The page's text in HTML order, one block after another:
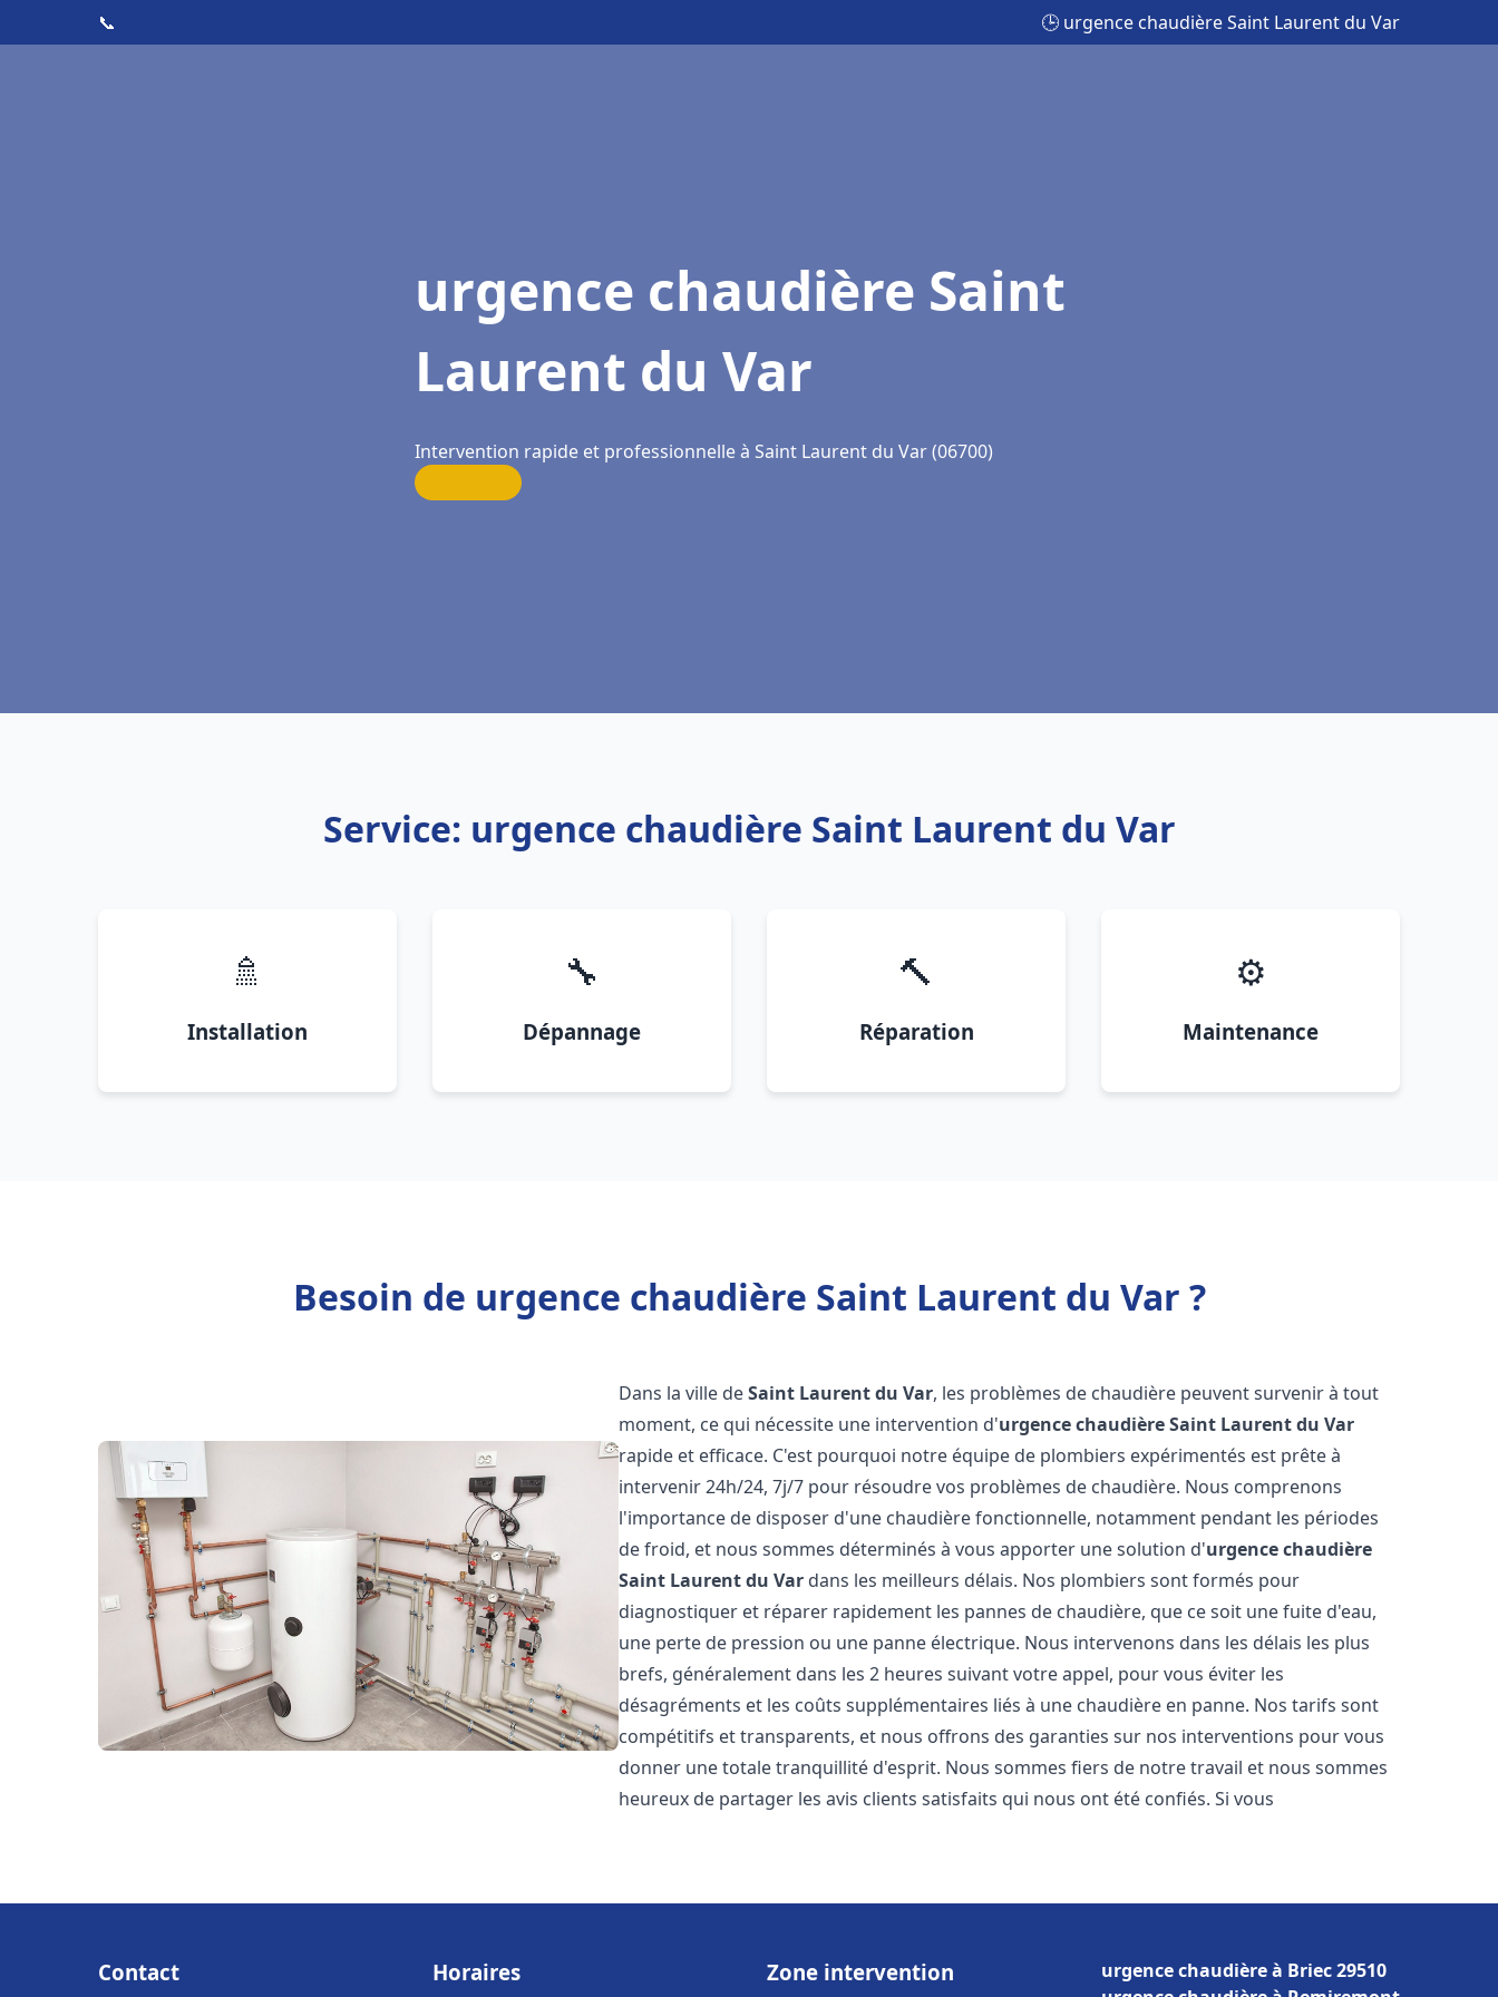
📞 🕒 urgence chaudière Saint Laurent du Var
urgence chaudière Saint
Laurent du Var
Intervention rapide et professionnelle à Saint Laurent du Var (06700)
Service: urgence chaudière Saint Laurent du Var
🚿
Installation
🔧
Dépannage
🔨
Réparation
⚙️
Maintenance
Besoin de urgence chaudière Saint Laurent du Var ?
Dans la ville deSaint Laurent du Var, les problèmes de chaudière peuvent survenir à tout
moment, ce qui nécessite une intervention d'urgence chaudièreSaint Laurent du Var
rapide et efficace. C'est pourquoi notre équipe de plombiers expérimentés est prête à
intervenir 24h/24, 7j/7 pour résoudre vos problèmes de chaudière. Nous comprenons
l'importance de disposer d'une chaudière fonctionnelle, notamment pendant les périodes
de froid, et nous sommes déterminés à vous apporter une solution d'urgence chaudière
Saint Laurent du Var dans les meilleurs délais. Nos plombiers sont formés pour
diagnostiquer et réparer rapidement les pannes de chaudière, que ce soit une fuite d'eau,
une perte de pression ou une panne électrique. Nous intervenons dans les délais les plus
brefs, généralement dans les 2 heures suivant votre appel, pour vous éviter les
désagréments et les coûts supplémentaires liés à une chaudière en panne. Nos tarifs sont
compétitifs et transparents, et nous offrons des garanties sur nos interventions pour vous
donner une totale tranquillité d'esprit. Nous sommes fiers de notre travail et nous sommes
heureux de partager les avis clients satisfaits qui nous ont été confiés. Si vous
Contact Horaires Zone intervention
urgence chaudière à Briec 29510